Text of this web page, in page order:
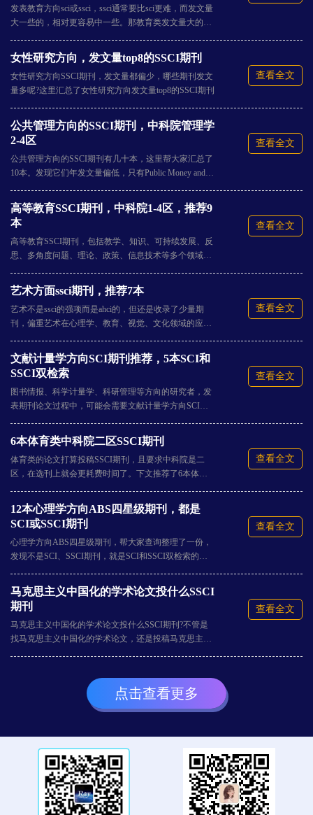
发表教育方向sci或ssci，ssci通常要比sci更难，而发文量
大一些的，相对更容易中一些。那教育类发文量大的SS
查看全文
女性研究方向，发文量top8的SSCI期刊
女性研究方向SSCI期刊，发文量都偏少，哪些期刊发文
量多呢?这里汇总了女性研究方向发文量top8的SSCI期刊
查看全文
公共管理方向的SSCI期刊，中科院管理学
2-4区
公共管理方向的SSCI期刊有几十本，这里帮大家汇总了
10本。发现它们年发文量偏低，只有Public Money and
稿速度慢，6-8个月比较常见，但Public Money and Mana
gement、Public Administration、Policy Studies初审快，都
在10天内。
查看全文
高等教育SSCI期刊，中科院1-4区，推荐9
本
高等教育SSCI期刊，包括教学、知识、可持续发展、反
思、多角度问题、理论、政策、信息技术等多个领域。
查看全文
艺术方面ssci期刊，推荐7本
艺术不是ssci的强项而是ahci的，但还是收录了少量期
刊，偏重艺术在心理学、教育、视觉、文化领域的应用
查看全文
文献计量学方向SCI期刊推荐，5本SCI和
SSCI双检索
图书情报、科学计量学、科研管理等方向的研究者，发
表期刊论文过程中，可能会需要文献计量学方向SCI期
查看全文
6本体育类中科院二区SSCI期刊
体育类的论文打算投稿SSCI期刊，且要求中科院是二
区，在选刊上就会更耗费时间了。下文推荐了6本体育
查看全文
12本心理学方向ABS四星级期刊，都是
SCI或SSCI期刊
心理学方向ABS四星级期刊，帮大家查询整理了一份，
发现不是SCI、SSCI期刊，就是SCI和SSCI双检索的期
的，具体期刊明细，如下介绍。
查看全文
马克思主义中国化的学术论文投什么SSCI
期刊
马克思主义中国化的学术论文投什么SSCI期刊?不管是
找马克思主义中国化的学术论文，还是投稿马克思主义
点击查看更多